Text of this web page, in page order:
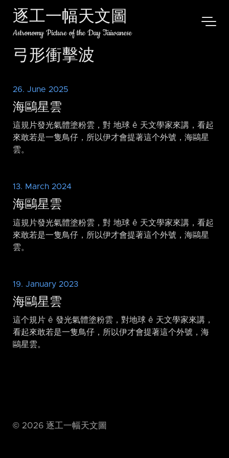
逐工一幅天文圖
Astronomy Picture of the Day Taiwanese
弓形衝擊波
26. June 2025
海鷗星雲
這規片發光氣體塗粉雲，對 地球 ê 天文學家來講，看起
來敢若是一隻鳥仔，所以伊才會提著這个外號，海鷗星
雲。
13. March 2024
海鷗星雲
這規片發光氣體塗粉雲，對 地球 ê 天文學家來講，看起
來敢若是一隻鳥仔，所以伊才會提著這个外號，海鷗星
雲。
19. January 2023
海鷗星雲
這个規片 ê 發光氣體塗粉雲，對地球 ê 天文學家來講，
看起來敢若是一隻鳥仔，所以伊才會提著這个外號，海
鷗星雲。
© 2026 逐工一幅天文圖